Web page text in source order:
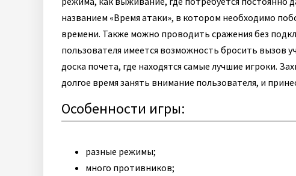
названием «Время атаки», в котором необходимо
времени. Также можно проводить сражения без
пользователя имеется возможность бросить вызов
доска почета, где находятся самые лучшие игроки.
долгое время занять внимание пользователя, и
Особенности игры:
разные режимы;
много противников;